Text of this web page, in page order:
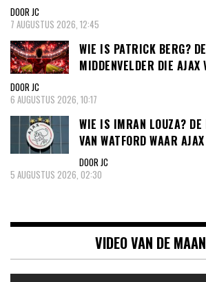
DOOR JC
7 AUGUSTUS 2026, 12:45
WIE IS PATRICK BERG?
MIDDENVELDER DIE AJAX
DOOR JC
6 AUGUSTUS 2026, 10:17
WIE IS IMRAN LOUZA? DE
VAN WATFORD WAAR
DOOR JC
5 AUGUSTUS 2026, 02:30
VIDEO VAN DE